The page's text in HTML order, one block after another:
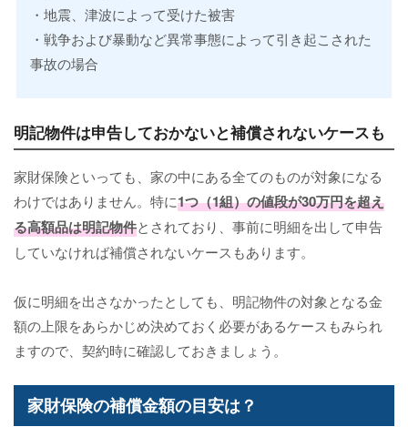
・地震、津波によって受けた被害
・戦争および暴動など異常事態によって引き起こされた
事故の場合
明記物件は申告しておかないと補償されないケースも
家財保険といっても、家の中にある全てのものが対象になる
わけではありません。特に1つ（1組）の値段が30万円を超え
る高額品は明記物件とされており、事前に明細を出して申告
していなければ補償されないケースもあります。
仮に明細を出さなかったとしても、明記物件の対象となる金
額の上限をあらかじめ決めておく必要があるケースもみられ
ますので、契約時に確認しておきましょう。
家財保険の補償金額の目安は？